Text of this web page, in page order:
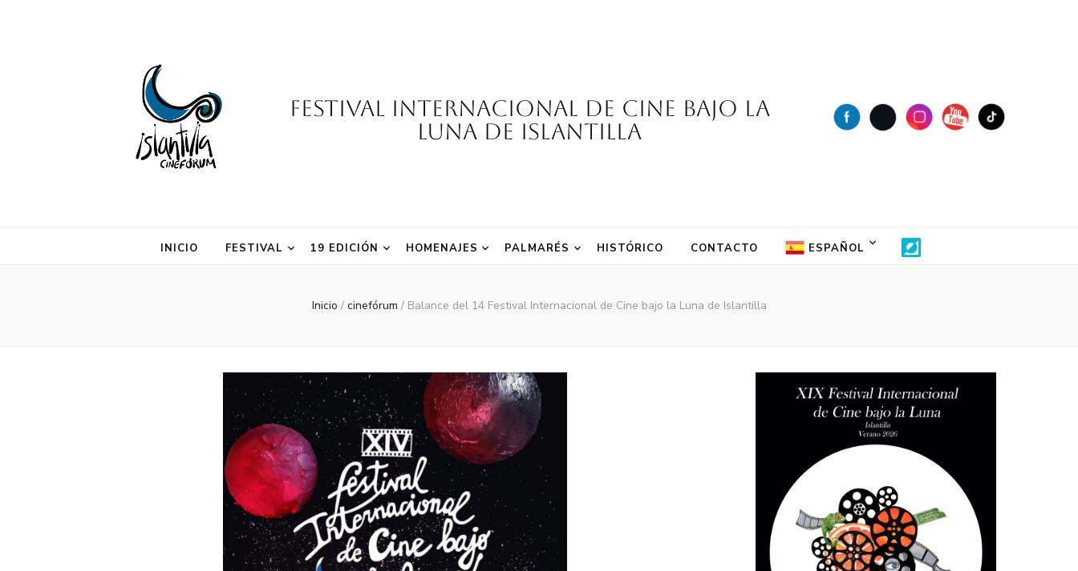
Festival Internacional de Cine Bajo la
Luna de Islantilla
INICIO FESTIVAL 19 EDICIÓN HOMENAJES PALMARÉS HISTÓRICO CONTACTO ESPAÑOL
Inicio / cinefórum / Balance del 14 Festival Internacional de Cine bajo la Luna de Islantilla